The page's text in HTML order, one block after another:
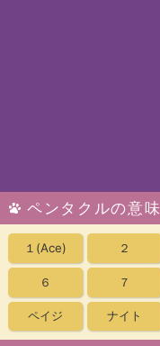
ペンタクルの意味
１ (Ace) ２
６ ７
ペイジ ナイト